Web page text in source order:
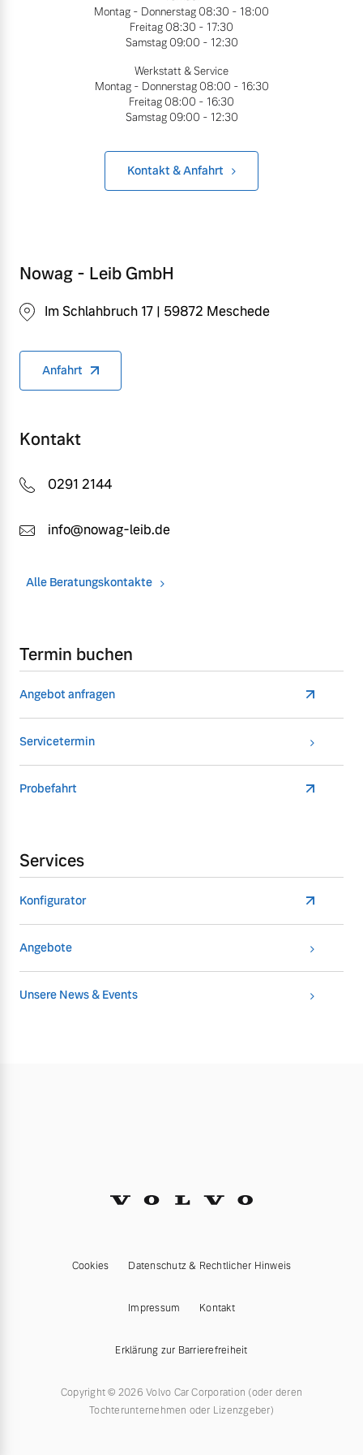
Fahrzeug konfigurieren
Sofort verfügbare Fahrzeuge
Volvo Selekt
Bitte sprechen Sie uns
direkt an.
Mehr erfahren
Frühjahrscheck
Entdecken Sie unsere
saisonalen Angebote.
Finanzierung & Leasing
Montag - Donnerstag 08:30 - 18:00
Freitag 08:30 - 17:30
Samstag 09:00 - 12:30
Werkstatt & Service
Montag - Donnerstag 08:00 - 16:30
Freitag 08:00 - 16:30
Samstag 09:00 - 12:30
Kontakt & Anfahrt
Nowag - Leib GmbH
Im Schlahbruch 17 | 59872 Meschede
Anfahrt
Kontakt
0291 2144
info@nowag-leib.de
Alle Beratungskontakte
Termin buchen
Angebot anfragen
Servicetermin
Probefahrt
Services
Konfigurator
Angebote
Unsere News & Events
Cookies Datenschutz & Rechtlicher Hinweis
Impressum Kontakt
Erklärung zur Barrierefreiheit
Copyright © 2026 Volvo Car Corporation (oder deren
Tochterunternehmen oder Lizenzgeber)